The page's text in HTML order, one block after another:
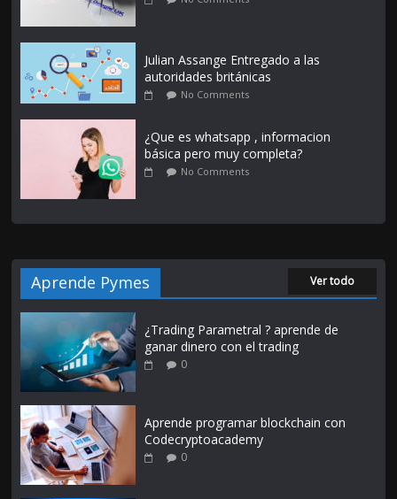
Julian Assange Entregado a las
autoridades británicas
No Comments
¿Que es whatsapp , informacion
básica pero muy completa?
No Comments
Aprende Pymes Ver todo
¿Trading Parametral ? aprende de
ganar dinero con el trading
0
Aprende programar blockchain con
Codecryptoacademy
0